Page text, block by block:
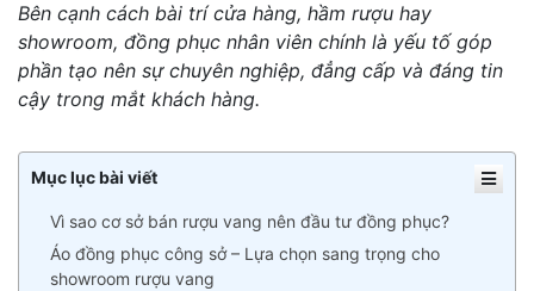
Bên cạnh cách bài trí cửa hàng, hầm rượu hay
showroom, đồng phục nhân viên chính là yếu tố góp
phần tạo nên sự chuyên nghiệp, đẳng cấp và đáng tin
cậy trong mắt khách hàng.
Mục lục bài viết
Vì sao cơ sở bán rượu vang nên đầu tư đồng phục?
Áo đồng phục công sở – Lựa chọn sang trọng cho
showroom rượu vang